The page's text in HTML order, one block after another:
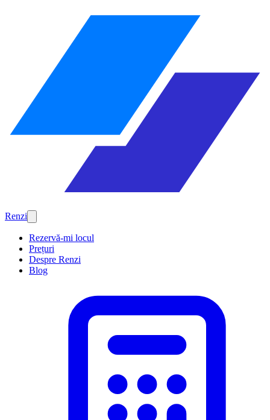
Renzi
Rezervă-mi locul
Prețuri
Despre Renzi
Blog